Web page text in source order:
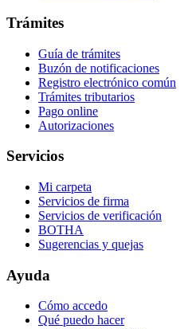
Trámites
Guía de trámites
Buzón de notificaciones
Registro electrónico común
Trámites tributarios
Pago online
Autorizaciones
Servicios
Mi carpeta
Servicios de firma
Servicios de verificación
BOTHA
Sugerencias y quejas
Ayuda
Cómo accedo
Qué puedo hacer